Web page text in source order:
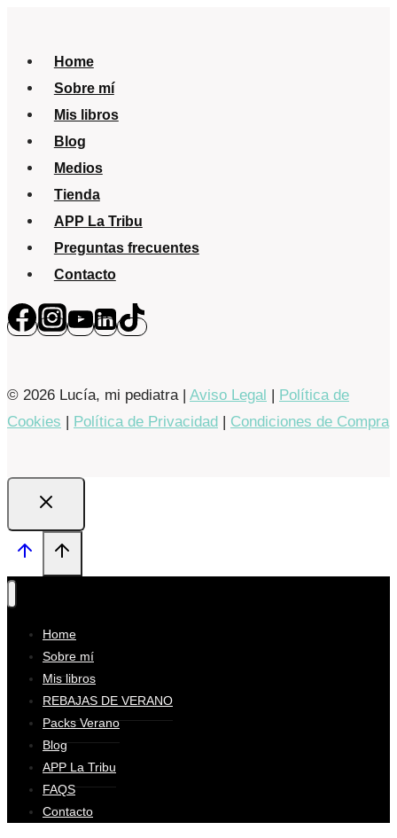
Home
Sobre mí
Mis libros
Blog
Medios
Tienda
APP La Tribu
Preguntas frecuentes
Contacto
© 2026 Lucía, mi pediatra | Aviso Legal | Política de
Cookies | Política de Privacidad | Condiciones de Compra
Home
Sobre mí
Mis libros
REBAJAS DE VERANO
Packs Verano
Blog
APP La Tribu
FAQS
Contacto